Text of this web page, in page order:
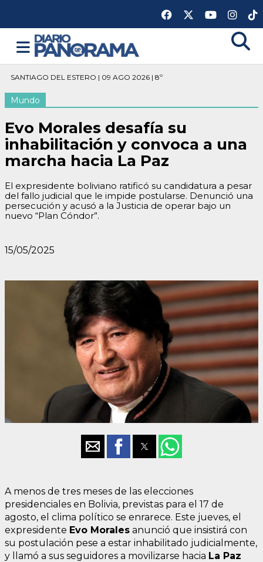
SANTIAGO DEL ESTERO | 09 AGO 2026 | 8º
Mundo
Evo Morales desafía su
inhabilitación y convoca a una
marcha hacia La Paz
El expresidente boliviano ratificó su candidatura a pesar
del fallo judicial que le impide postularse. Denunció una
persecución y acusó a la Justicia de operar bajo un
nuevo “Plan Cóndor”.
15/05/2025
A menos de tres meses de las elecciones
presidenciales en Bolivia, previstas para el 17 de
agosto, el clima político se enrarece. Este jueves, el
expresidente Evo Morales anunció que insistirá con
su postulación pese a estar inhabilitado judicialmente,
y llamó a sus seguidores a movilizarse hacia La Paz